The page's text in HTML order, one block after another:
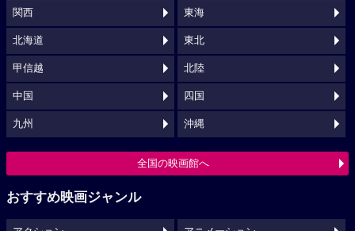
関西 東海
北海道 東北
甲信越 北陸
中国 四国
九州 沖縄
全国の映画館へ
おすすめ映画ジャンル